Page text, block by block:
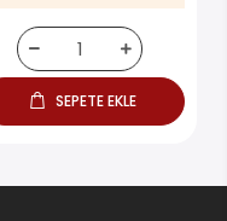
SEPETE EKLE